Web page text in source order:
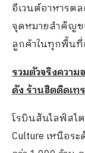
อีเวนต์อาหารต
จุดหมายสำคัญข
ลูกค้าในทุกพื้นที่
รวมตัวจริงควา
ดัง ร้านฮิตติดเท
โรบินสันไลฟ์สไ
Culture เหนือร